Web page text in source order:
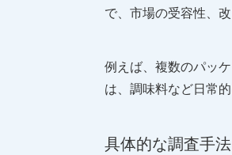
で、市場の受容性、
例えば、複数のパッ
は、調味料など日常
具体的な調査手法